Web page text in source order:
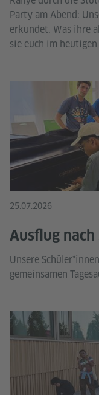
Party am Abend:
erkundet. Was ihre
sie euch im
25.07.2026
Ausflug nach
Unsere
gemeinsamen